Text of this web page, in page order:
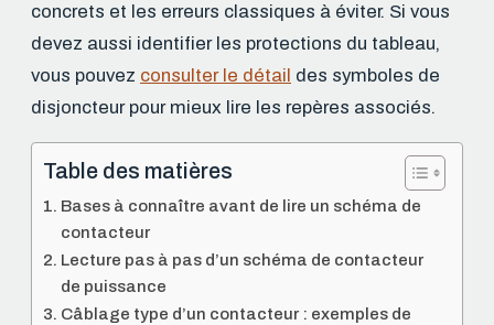
concrets et les erreurs classiques à éviter. Si vous
devez aussi identifier les protections du tableau,
vous pouvez consulter le détail des symboles de
disjoncteur pour mieux lire les repères associés.
Table des matières
Bases à connaître avant de lire un schéma de
contacteur
Lecture pas à pas d’un schéma de contacteur
de puissance
Câblage type d’un contacteur : exemples de